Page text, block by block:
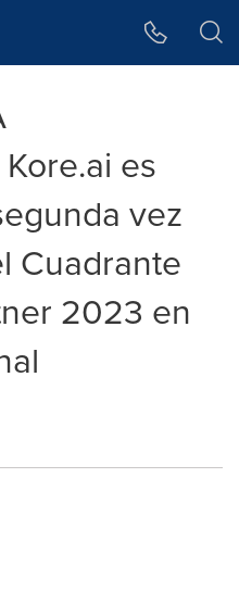
es
vez
Cuadrante
2023 en